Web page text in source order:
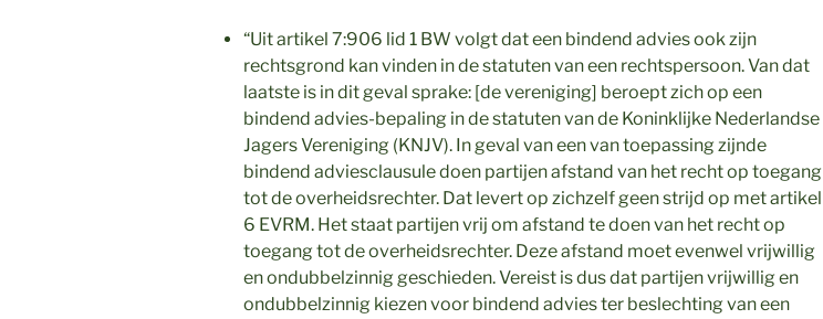
“Uit artikel 7:906 lid 1 BW volgt dat een bindend advies ook zijn
rechtsgrond kan vinden in de statuten van een rechtspersoon. Van dat
laatste is in dit geval sprake: [de vereniging] beroept zich op een
bindend advies-bepaling in de statuten van de Koninklijke Nederlandse
Jagers Vereniging (KNJV). In geval van een van toepassing zijnde
bindend adviesclausule doen partijen afstand van het recht op toegang
tot de overheidsrechter. Dat levert op zichzelf geen strijd op met artikel
6 EVRM. Het staat partijen vrij om afstand te doen van het recht op
toegang tot de overheidsrechter. Deze afstand moet evenwel vrijwillig
en ondubbelzinnig geschieden. Vereist is dus dat partijen vrijwillig en
ondubbelzinnig kiezen voor bindend advies ter beslechting van een